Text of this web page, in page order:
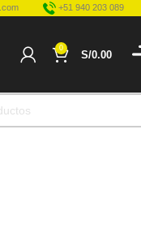
+51 940 203 089
0
S/0.00